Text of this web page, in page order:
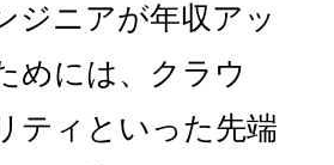
ジニアが年収アッ
めには、クラウ
ティといった先端